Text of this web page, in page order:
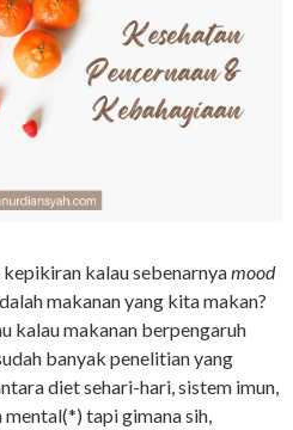
kalau sebenarnyamood
makanan yang kita makan?
kalau makanan berpengaruh
banyak penelitian yang
diet sehari-hari, sistem imun,
tapi gimana sih,